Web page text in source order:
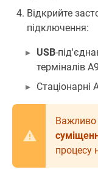
Відкрийте
підключення:
USB-
терміналів
Важливо
процесу